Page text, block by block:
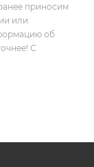
приносим
или
об
С